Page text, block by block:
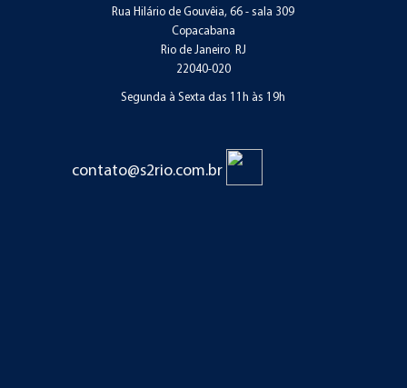
Rua Hilário de Gouvêia, 66 - sala 309
Copacabana
Rio de Janeiro, RJ
22040-020
Segunda à Sexta das 11h às 19h
contato@s2rio.com.br